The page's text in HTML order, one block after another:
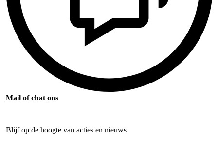
Mail of chat ons
Blijf op de hoogte van acties en nieuws